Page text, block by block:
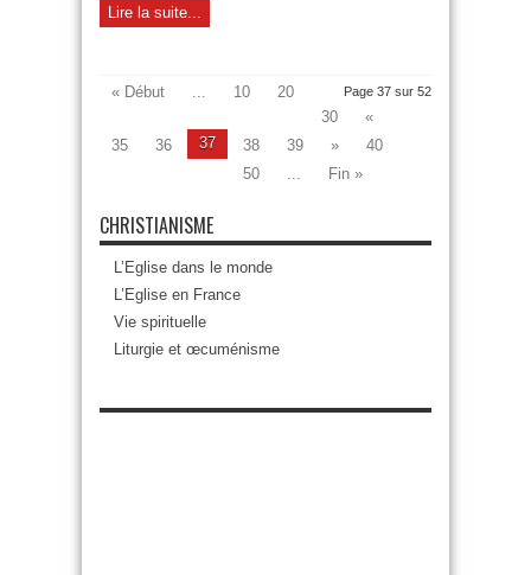
Lire la suite...
Page 37 sur 52
« Début ... 10
20
30
«
35
36 37 38 39 »
40
50
... Fin »
CHRISTIANISME
L’Eglise dans le monde
L’Eglise en France
Vie spirituelle
Liturgie et œcuménisme